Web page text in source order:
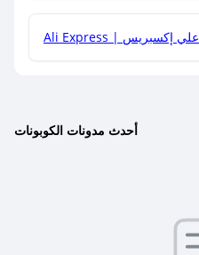
Ali Express | علي إكسبريس
أحدث مدونات الكوبونات